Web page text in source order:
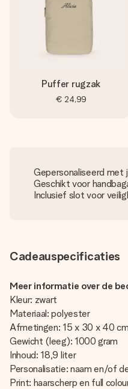
Puffer rugzak
€ 24,99
Gepersonaliseerd met
Geschikt voor
Inclusief slot voor
Cadeauspecificaties
Meer informatie over de
Kleur: zwart
Materiaal: polyester
Afmetingen: 15 x 30 x 40 cm
Gewicht (leeg): 1000 gram
Inhoud: 18,9 liter
Personalisatie: naam en/of
Print: haarscherp en full